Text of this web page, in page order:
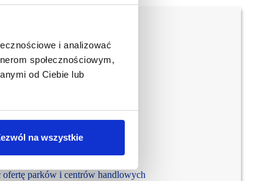
i analizować
społecznościowym,
od Ciebie lub
na wszystkie
parków i centrów handlowych